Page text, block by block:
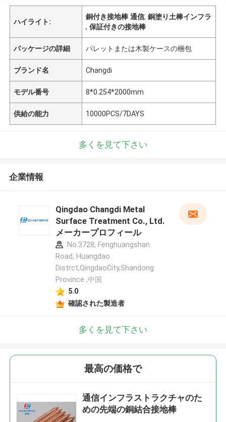
ハイライト:
銅付き接地棒 通信,銅塗り土棒インフラ
,保証付きの接地棒
パッケージの詳細 パレットまたは木製ケースの梱包
ブランド名 Changdi
モデル番号 8*0.254*2000mm
供給の能力 10000PCS/7DAYS
多くを見て下さい
企業情報
Qingdao Changdi Metal
Surface Treatment Co., Ltd.
メーカープロフィール
No.3728, Fenghuangshan
Road, Huangdao
Distrct,QingdaoCity,Shandong
Province ,中国
5.0
確認された製造者
多くを見て下さい
最高の価格で
通信インフラストラクチャのた
めの先端の銅結合接地棒